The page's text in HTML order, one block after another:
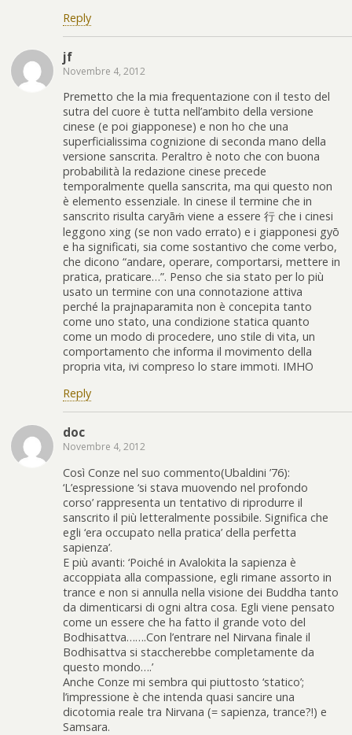
Reply
jf
Novembre 4, 2012
Premetto che la mia frequentazione con il testo del
sutra del cuore è tutta nell’ambito della versione
cinese (e poi giapponese) e non ho che una
superficialissima cognizione di seconda mano della
versione sanscrita. Peraltro è noto che con buona
probabilità la redazione cinese precede
temporalmente quella sanscrita, ma qui questo non
è elemento essenziale. In cinese il termine che in
sanscrito risulta caryāṁ viene a essere 行 che i cinesi
leggono xing (se non vado errato) e i giapponesi gyō
e ha significati, sia come sostantivo che come verbo,
che dicono “andare, operare, comportarsi, mettere in
pratica, praticare…”. Penso che sia stato per lo più
usato un termine con una connotazione attiva
perché la prajnaparamita non è concepita tanto
come uno stato, una condizione statica quanto
come un modo di procedere, uno stile di vita, un
comportamento che informa il movimento della
propria vita, ivi compreso lo stare immoti. IMHO
Reply
doc
Novembre 4, 2012
Così Conze nel suo commento(Ubaldini ’76):
‘L’espressione ‘si stava muovendo nel profondo
corso’ rappresenta un tentativo di riprodurre il
sanscrito il più letteralmente possibile. Significa che
egli ‘era occupato nella pratica’ della perfetta
sapienza’.
E più avanti: ‘Poiché in Avalokita la sapienza è
accoppiata alla compassione, egli rimane assorto in
trance e non si annulla nella visione dei Buddha tanto
da dimenticarsi di ogni altra cosa. Egli viene pensato
come un essere che ha fatto il grande voto del
Bodhisattva…….Con l’entrare nel Nirvana finale il
Bodhisattva si staccherebbe completamente da
questo mondo….’
Anche Conze mi sembra qui piuttosto ‘statico’;
l’impressione è che intenda quasi sancire una
dicotomia reale tra Nirvana (= sapienza, trance?!) e
Samsara.